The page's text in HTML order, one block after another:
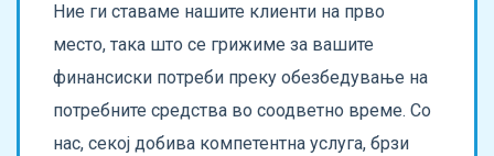
Ние ги ставаме нашите клиенти на прво
место, така што се грижиме за вашите
финансиски потреби преку обезбедување на
потребните средства во соодветно време. Со
нас, секој добива компетентна услуга, брзи